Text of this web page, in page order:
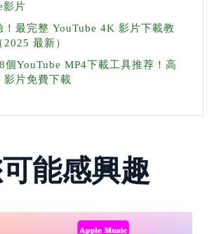
影片
！最完整 YouTube 4K 影片下載教
最新）
個YouTube MP4下載工具推荐！高
影片免費下載
能感興趣